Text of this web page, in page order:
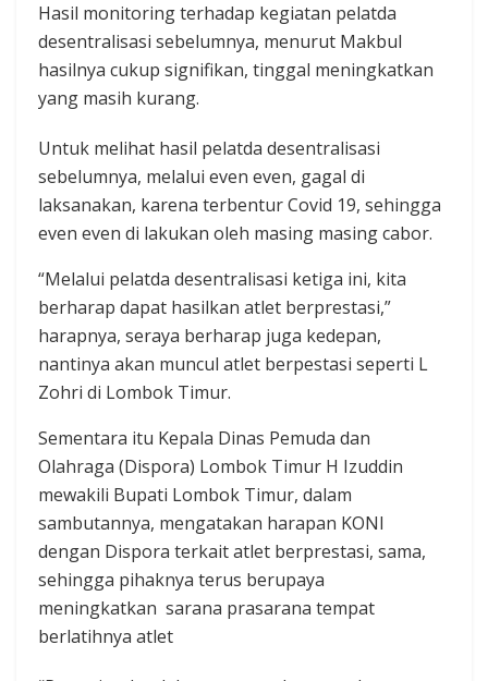
Hasil monitoring terhadap kegiatan pelatda
desentralisasi sebelumnya, menurut Makbul
hasilnya cukup signifikan, tinggal meningkatkan
yang masih kurang.
Untuk melihat hasil pelatda desentralisasi
sebelumnya, melalui even even, gagal di
laksanakan, karena terbentur Covid 19, sehingga
even even di lakukan oleh masing masing cabor.
“Melalui pelatda desentralisasi ketiga ini, kita
berharap dapat hasilkan atlet berprestasi,”
harapnya, seraya berharap juga kedepan,
nantinya akan muncul atlet berpestasi seperti L
Zohri di Lombok Timur.
Sementara itu Kepala Dinas Pemuda dan
Olahraga (Dispora) Lombok Timur H Izuddin
mewakili Bupati Lombok Timur, dalam
sambutannya, mengatakan harapan KONI
dengan Dispora terkait atlet berprestasi, sama,
sehingga pihaknya terus berupaya
meningkatkan sarana prasarana tempat
berlatihnya atlet